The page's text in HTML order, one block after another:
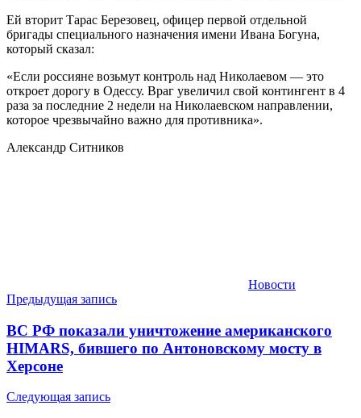
Ей вторит Тарас Березовец, офицер первой отдельной
бригады специального назначения имени Ивана Богуна,
который сказал:
«Если россияне возьмут контроль над Николаевом — это
откроет дорогу в Одессу. Враг увеличил свой контингент в 4
раза за последние 2 недели на Николаевском направлении,
которое чрезвычайно важно для противника».
Александр Ситников
Новости
Навигация
по
записям
Предыдущая запись
ВС РФ показали уничтожение американского
HIMARS, бившего по Антоновскому мосту в
Херсоне
Следующая запись